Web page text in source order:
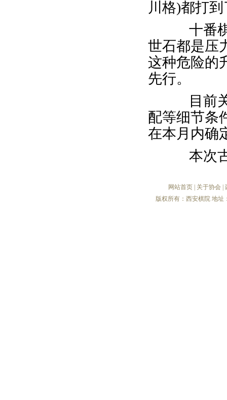
川格)都打
十番棋
世石都是压
这种危险的
先行。
目前关
配等细节条
在本月内确
本次古
网站首页 关于协会
版权所有：西安棋院 地址